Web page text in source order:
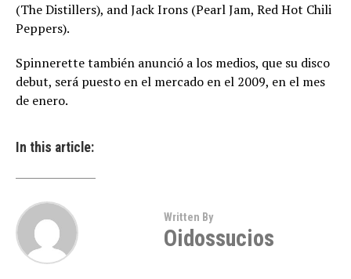
(The Distillers), and Jack Irons (Pearl Jam, Red Hot Chili
Peppers).
Spinnerette también anunció a los medios, que su disco
debut, será puesto en el mercado en el 2009, en el mes
de enero.
In this article:
Written By
Oidossucios